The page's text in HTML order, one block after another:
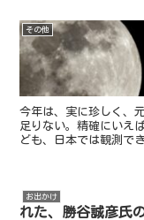
その他
今年は、実に珍しく、
足りない。精確にいえ
ども、日本では観測で
お出かけ
れた、勝谷誠彦氏